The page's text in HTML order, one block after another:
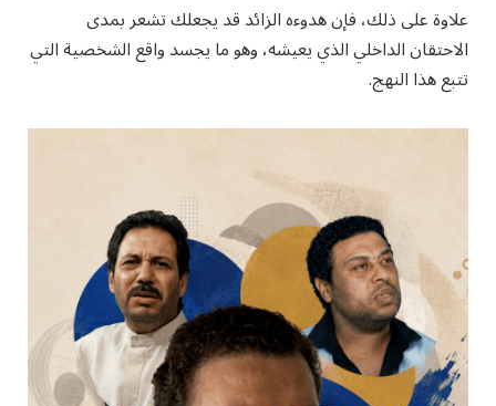
علاوة على ذلك، فإن هدوءه الزائد قد يجعلك تشعر بمدى
الاحتقان الداخلي الذي يعيشه، وهو ما يجسد واقع الشخصية التي
تتبع هذا النهج.